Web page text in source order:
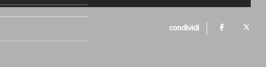
condividi